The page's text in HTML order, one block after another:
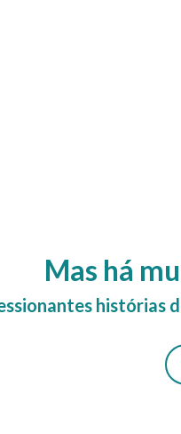
Mas há
histórias